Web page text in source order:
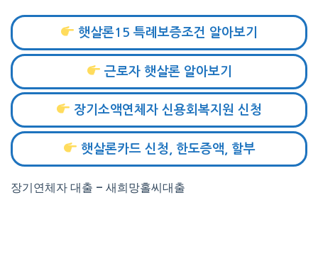
햇살론15 특례보증조건 알아보기
근로자 햇살론 알아보기
장기소액연체자 신용회복지원 신청
햇살론카드 신청, 한도증액, 할부
장기연체자 대출 – 새희망홀씨대출